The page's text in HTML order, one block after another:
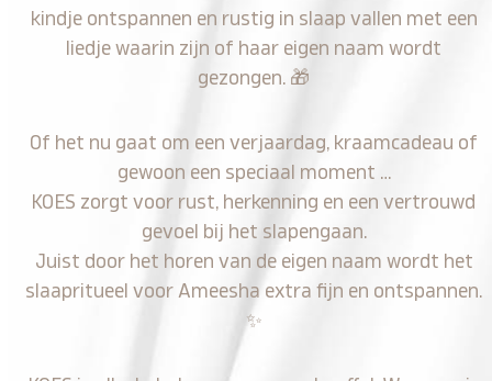
kindje ontspannen en rustig in slaap vallen met een
liedje waarin zijn of haar eigen naam wordt
gezongen. 🎁
Of het nu gaat om een verjaardag, kraamcadeau of
gewoon een speciaal moment …
KOES zorgt voor rust, herkenning en een vertrouwd
gevoel bij het slapengaan.
Juist door het horen van de eigen naam wordt het
slaapritueel voor Ameesha extra fijn en ontspannen.
✨